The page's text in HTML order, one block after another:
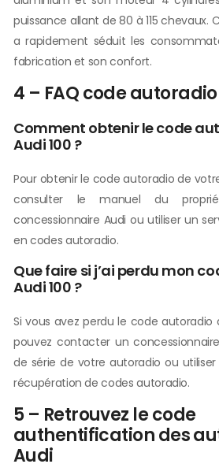
puissance allant de 80 à 115 chevaux.
a rapidement séduit les
fabrication et son confort.
4 – FAQ code autoradio
Comment obtenir le code
Audi 100 ?
Pour obtenir le code autoradio de
consulter le manuel du
concessionnaire Audi ou utiliser un
en codes autoradio.
Que faire si j’ai perdu mon
Audi 100 ?
Si vous avez perdu le code autoradio
pouvez contacter un
de série de votre autoradio ou
récupération de codes autoradio.
5 – Retrouvez le code
authentification des
Audi